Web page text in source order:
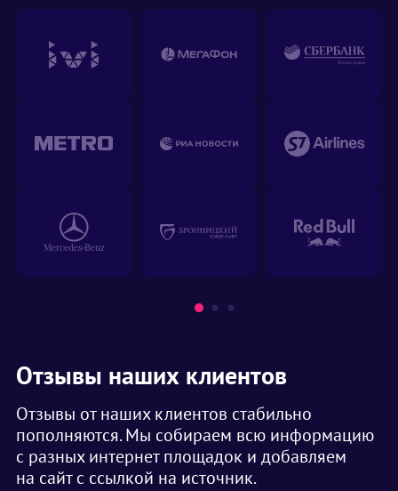
Отзывы наших клиентов
Отзывы от наших клиентов стабильно
пополняются. Мы собираем всю информацию
с разных интернет площадок и добавляем
на сайт с ссылкой на источник.